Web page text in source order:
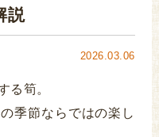
説
2026.03.06
る筍。
季節ならではの楽し